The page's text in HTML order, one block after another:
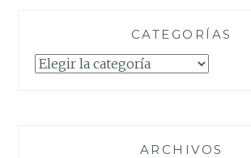
CATEGORÍAS
Categorías
ARCHIVOS